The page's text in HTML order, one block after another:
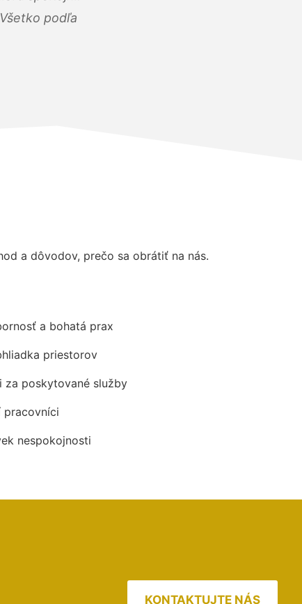
podľa
a dôvodov, prečo sa obrátiť na nás.
a bohatá prax
priestorov
za poskytované služby
pracovníci
nespokojnosti
KONTAKTUJTE NÁS